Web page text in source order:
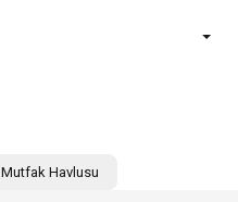
Mutfak Havlusu